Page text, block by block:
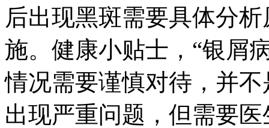
后出现黑斑需要具体分
施。健康小贴士，“银屑
情况需要谨慎对待，并
出现严重问题，但需要